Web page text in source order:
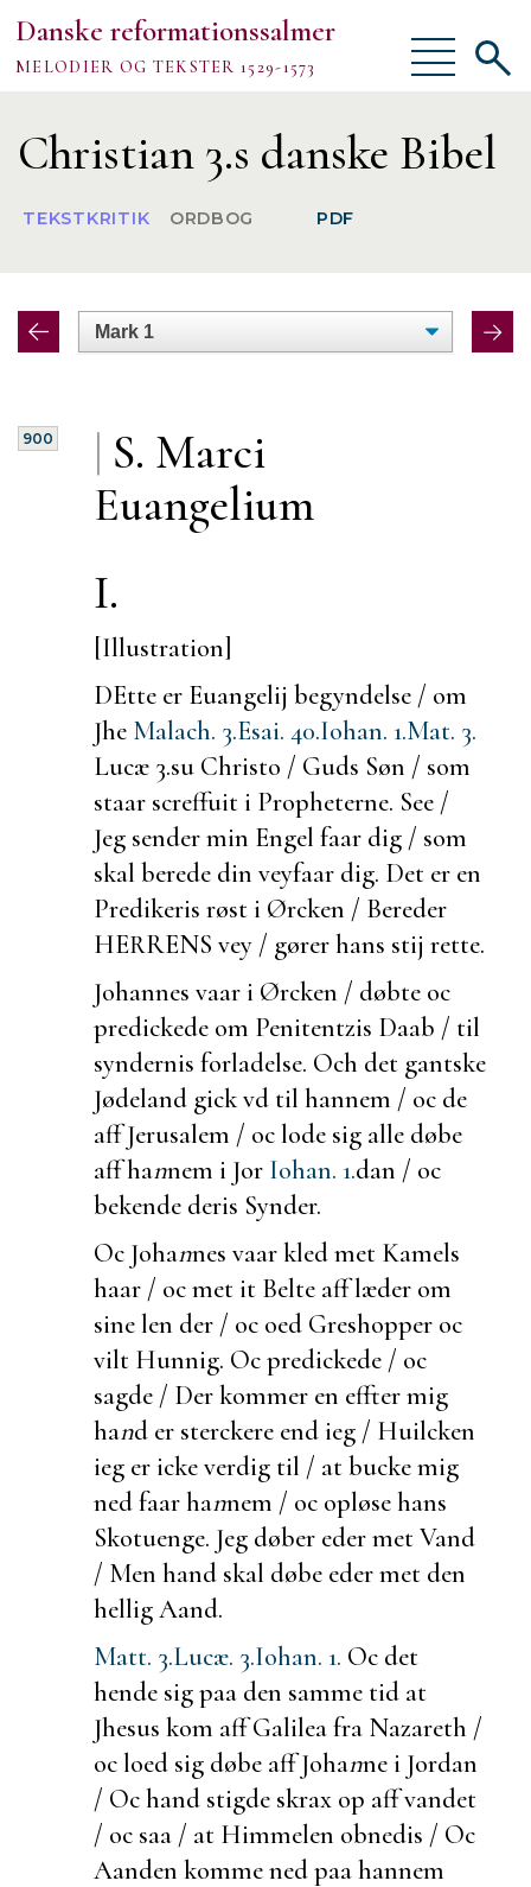
Danske reformationssalmer
MELODIER OG TEKSTER 1529-1573
Vis/skjul
menu
Om
TEKSTER
MELODIER
Vis/
Christian 3.s danske Bibel
TEKSTKRITIK ORDBOG PDF
|
900
S. Marci
Euangelium
I.
[Illustration]
DEtte er Euangelij begyndelse / om
Jhe Malach. 3.Esai. 40.Iohan. 1.Mat. 3.
Lucæ 3.su Christo / Guds Søn / som
staar screffuit i Propheterne. See /
Jeg sender min Engel faar dig / som
skal berede din veyfaar dig. Det er en
Predikeris røst i Ørcken / Bereder
HERRENS vey / gører hans stij rette.
Johannes vaar i Ørcken / døbte oc
predickede om Penitentzis Daab / til
syndernis forladelse. Och det gantske
Jødeland gick vd til hannem / oc de
aff Jerusalem / oc lode sig alle døbe
aff hannem i Jor Iohan. 1.dan / oc
bekende deris Synder.
Oc Johannes vaar kled met Kamels
haar / oc met it Belte aff læder om
sine len der / oc oed Greshopper oc
vilt Hunnig. Oc predickede / oc
sagde / Der kommer en effter mig
hand er sterckere end ieg / Huilcken
ieg er icke verdig til / at bucke mig
ned faar hannem / oc opløse hans
Skotuenge. Jeg døber eder met Vand
/ Men hand skal døbe eder met den
hellig Aand.
Matt. 3.Lucæ. 3.Iohan. 1. Oc det
hende sig paa den samme tid at
Jhesus kom aff Galilea fra Nazareth /
oc loed sig døbe aff Johanne i Jordan
/ Oc hand stigde skrax op aff vandet
/ oc saa / at Himmelen obnedis / Oc
Aanden komme ned paa hannem